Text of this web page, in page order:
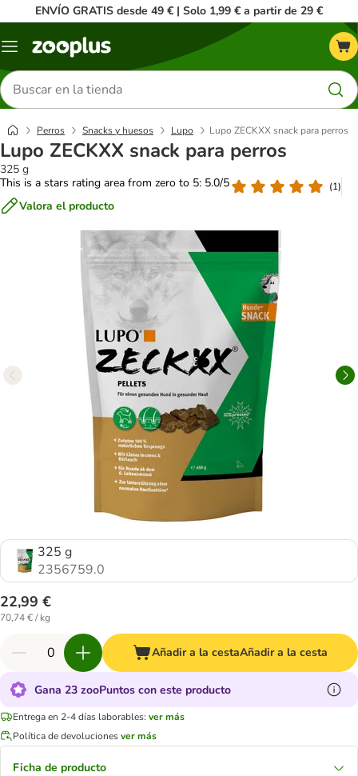
ENVÍO GRATIS desde 49 € | Solo 1,99 € a partir de 29 €
Menú
Buscar
productos
Perros Snacks y huesos Lupo Lupo ZECKXX snack para perros
Lupo ZECKXX snack para perros
325 g
This is a stars rating area from zero to 5: 5.0/5
(1)
Valora el producto
325 g
2356759.0
22,99 €
70,74 € / kg
Añadir a la cestaAñadir a la cesta
Gana 23 zooPuntos con este producto
Entrega en 2-4 días laborables: ver más
Política de devolucionesver más
Ficha de producto